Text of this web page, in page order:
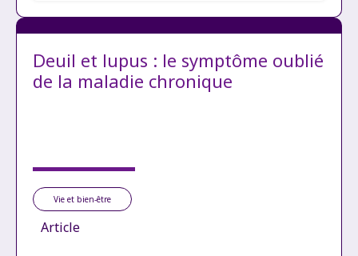
Deuil et lupus : le symptôme oublié
de la maladie chronique
Vie et bien-être
Article